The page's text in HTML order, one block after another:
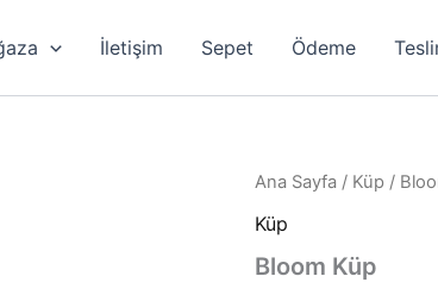
İletişim Sepet Ödeme
Ana Sayfa / Küp /
Küp
Bloom Küp